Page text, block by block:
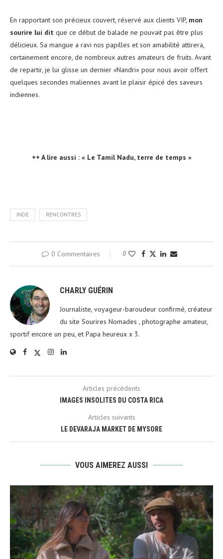
En rapportant son précieux couvert, réservé aux clients VIP, mon
sourire lui dit que ce début de balade ne pouvait pas être plus
délicieux. Sa mangue a ravi nos papilles et son amabilité attirera,
certainement encore, de nombreux autres amateurs de fruits. Avant
de repartir, je lui glisse un dernier «Nandri» pour nous avoir offert
quelques secondes maliennes avant le plaisir épicé des saveurs
indiennes.
++ A lire aussi : « Le Tamil Nadu, terre de temps »
INDE RENCONTRES
0 Commentaires 0
CHARLY GUÉRIN
Journaliste, voyageur-baroudeur confirmé, créateur
du site Sourires Nomades , photographe amateur,
sportif encore un peu, et Papa heureux x 3.
Articles précédents
IMAGES INSOLITES DU COSTA RICA
Articles suivants
LE DEVARAJA MARKET DE MYSORE
VOUS AIMEREZ AUSSI